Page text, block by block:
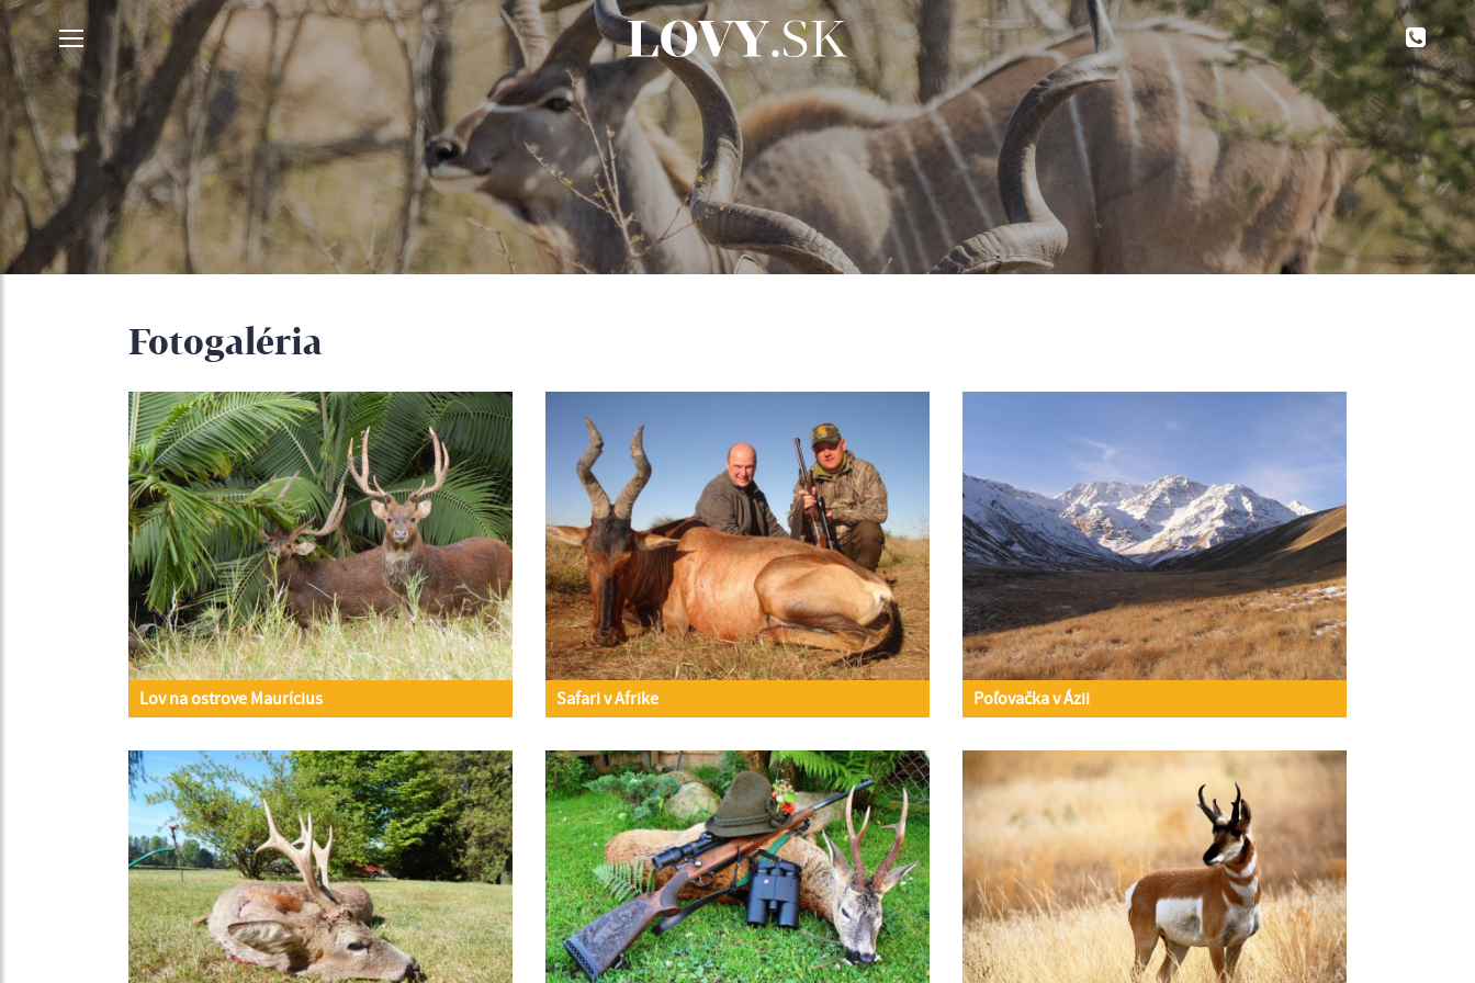
Fotogaléria
Lov na ostrove Maurícius Safari v Afrike Poľovačka v Ázii